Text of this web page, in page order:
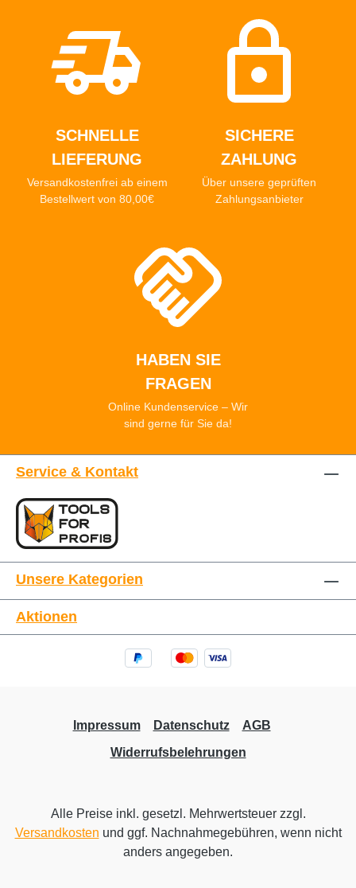
SCHNELLE
LIEFERUNG
Versandkostenfrei ab einem
Bestellwert von 80,00€
SICHERE
ZAHLUNG
Über unsere geprüften
Zahlungsanbieter
HABEN SIE
FRAGEN
Online Kundenservice – Wir
sind gerne für Sie da!
Service & Kontakt
Unsere Kategorien
Aktionen
Impressum Datenschutz
AGB
Widerrufsbelehrungen
Alle Preise inkl. gesetzl. Mehrwertsteuer zzgl.
Versandkosten und ggf. Nachnahmegebühren, wenn nicht
anders angegeben.